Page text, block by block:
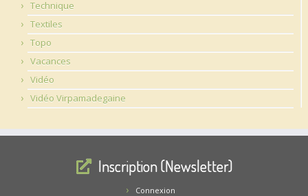
Technique
Textiles
Topo
Vacances
Vidéo
Vidéo Virpamadegaine
Inscription (Newsletter)
Connexion